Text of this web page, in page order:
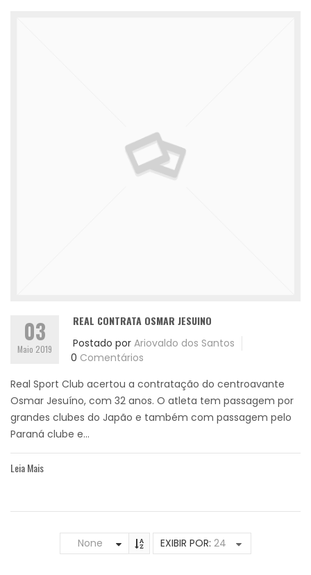
03
Maio 2019
REAL CONTRATA OSMAR JESUINO
Postado por Ariovaldo dos Santos
0 Comentários
Real Sport Club acertou a contratação do centroavante
Osmar Jesuíno, com 32 anos. O atleta tem passagem por
grandes clubes do Japão e também com passagem pelo
Paraná clube e...
Leia Mais
None EXIBIR POR: 24